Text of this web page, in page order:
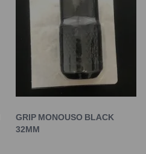
GRIP MONOUSO BLACK
32MM